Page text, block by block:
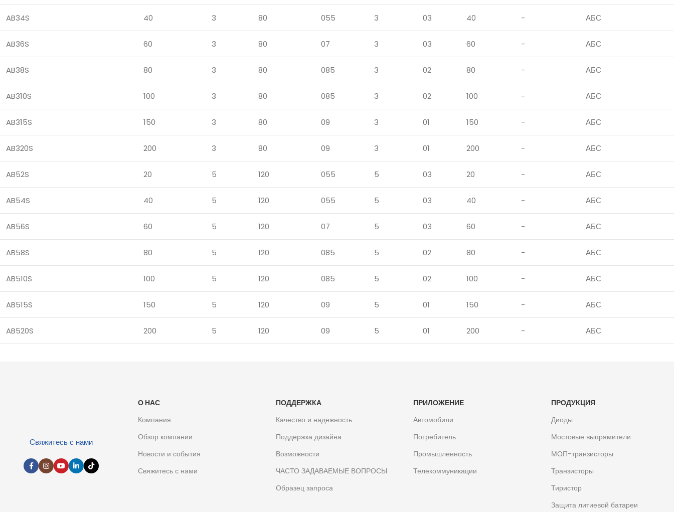
AB34S 40 3 80 055 3 03 40 - АБС
AB36S 60 3 80 07 3 03 60 - АБС
AB38S 80 3 80 085 3 02 80 - АБС
AB310S 100 3 80 085 3 02 100 - АБС
AB315S 150 3 80 09 3 01 150 - АБС
AB320S 200 3 80 09 3 01 200 - АБС
AB52S 20 5 120 055 5 03 20 - АБС
AB54S 40 5 120 055 5 03 40 - АБС
AB56S 60 5 120 07 5 03 60 - АБС
AB58S 80 5 120 085 5 02 80 - АБС
AB510S 100 5 120 085 5 02 100 - АБС
AB515S 150 5 120 09 5 01 150 - АБС
AB520S 200 5 120 09 5 01 200 - АБС
Свяжитесь с нами
О НАС
Компания
Обзор компании
Новости и события
Свяжитесь с нами
ПОДДЕРЖКА
Качество и надежность
Поддержка дизайна
Возможности
ЧАСТО ЗАДАВАЕМЫЕ ВОПРОСЫ
Образец запроса
ПРИЛОЖЕНИЕ
Автомобили
Потребитель
Промышленность
Телекоммуникации
ПРОДУКЦИЯ
Диоды
Мостовые выпрямители
МОП-транзисторы
Транзисторы
Тиристор
Защита литиевой батареи